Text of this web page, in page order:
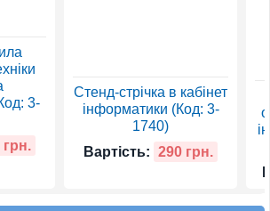
3-
грн.
Стенд-стрічка в кабінет
інформатики (Код: 3-
1740)
Вартість: 290 грн.